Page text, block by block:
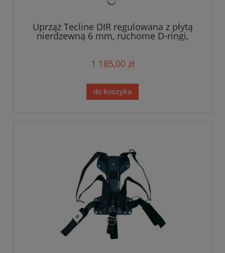
Uprząż Tecline DIR regulowana z płytą
nierdzewną 6 mm, ruchome D-ringi,
taśma standard - waga 5,0 kg
1 185,00 zł
do koszyka